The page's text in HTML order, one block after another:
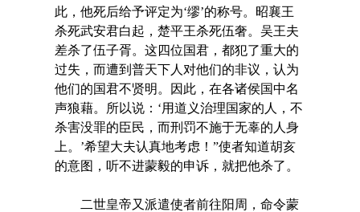
此，他死后给予评定为‘缪’的称号。昭襄王
杀死武安君白起，楚平王杀死伍奢。吴王夫
差杀了伍子胥。这四位国君，都犯了重大的
过失，而遭到普天下人对他们的非议，认为
他们的国君不贤明。因此，在各诸侯国中名
声狼藉。所以说：‘用道义治理国家的人，不
杀害没罪的臣民，而刑罚不施于无辜的人身
上。’希望大夫认真地考虑！”使者知道胡亥
的意图，听不进蒙毅的申诉，就把他杀了。
二世皇帝又派遣使者前往阳周，命令蒙